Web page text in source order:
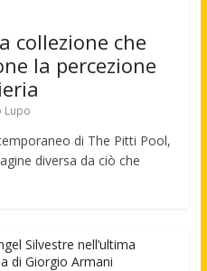
collezione che
la percezione
Lupo
di The Pitti Pool,
diversa da ciò che
Silvestre nell’ultima
di Giorgio Armani